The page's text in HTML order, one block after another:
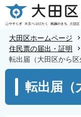
こ
の
の
頭
大田区ホームページ
住民票の届出・証明
転出届（大田区から区
こ
転出届（